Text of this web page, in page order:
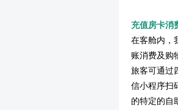
充值房卡消
在客舱内，
账消费及购
旅客可通过
信小程序扫
的特定的自